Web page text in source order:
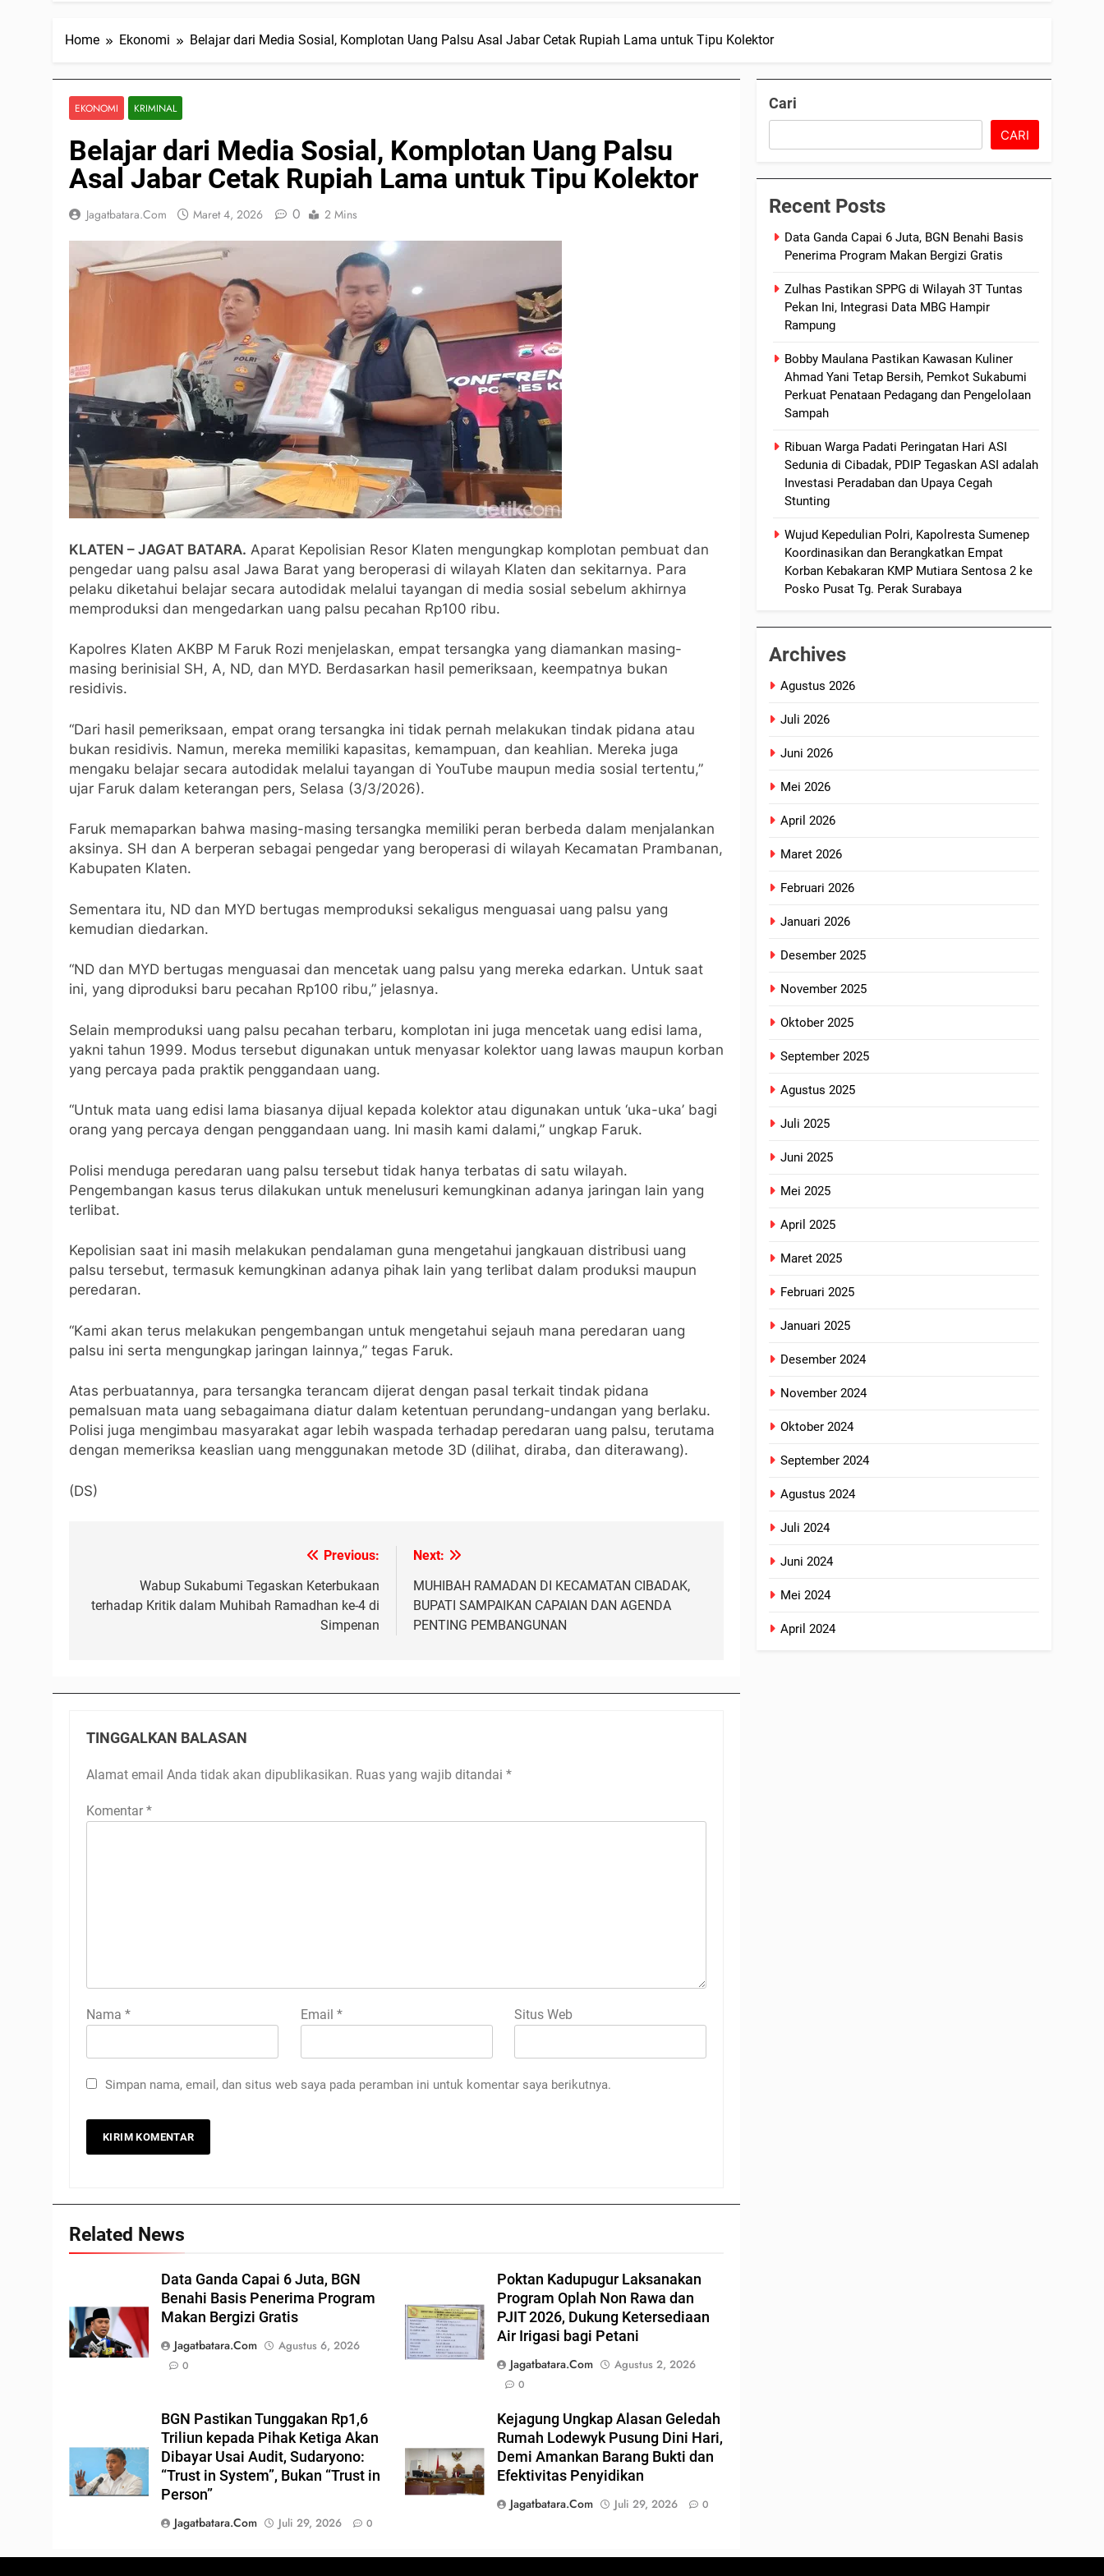
Home Ekonomi Belajar dari Media Sosial, Komplotan Uang Palsu Asal Jabar Cetak Rupiah Lama untuk Tipu Kolektor
EKONOMI KRIMINAL
Belajar dari Media Sosial, Komplotan Uang Palsu
Asal Jabar Cetak Rupiah Lama untuk Tipu Kolektor
Jagatbatara.com Maret 4, 2026 0 2 Mins
KLATEN – JAGAT BATARA. Aparat Kepolisian Resor Klaten mengungkap komplotan pembuat dan
pengedar uang palsu asal Jawa Barat yang beroperasi di wilayah Klaten dan sekitarnya. Para
pelaku diketahui belajar secara autodidak melalui tayangan di media sosial sebelum akhirnya
memproduksi dan mengedarkan uang palsu pecahan Rp100 ribu.
Kapolres Klaten AKBP M Faruk Rozi menjelaskan, empat tersangka yang diamankan masing-
masing berinisial SH, A, ND, dan MYD. Berdasarkan hasil pemeriksaan, keempatnya bukan
residivis.
“Dari hasil pemeriksaan, empat orang tersangka ini tidak pernah melakukan tindak pidana atau
bukan residivis. Namun, mereka memiliki kapasitas, kemampuan, dan keahlian. Mereka juga
mengaku belajar secara autodidak melalui tayangan di YouTube maupun media sosial tertentu,”
ujar Faruk dalam keterangan pers, Selasa (3/3/2026).
Faruk memaparkan bahwa masing-masing tersangka memiliki peran berbeda dalam menjalankan
aksinya. SH dan A berperan sebagai pengedar yang beroperasi di wilayah Kecamatan Prambanan,
Kabupaten Klaten.
Sementara itu, ND dan MYD bertugas memproduksi sekaligus menguasai uang palsu yang
kemudian diedarkan.
“ND dan MYD bertugas menguasai dan mencetak uang palsu yang mereka edarkan. Untuk saat
ini, yang diproduksi baru pecahan Rp100 ribu,” jelasnya.
Selain memproduksi uang palsu pecahan terbaru, komplotan ini juga mencetak uang edisi lama,
yakni tahun 1999. Modus tersebut digunakan untuk menyasar kolektor uang lawas maupun korban
yang percaya pada praktik penggandaan uang.
“Untuk mata uang edisi lama biasanya dijual kepada kolektor atau digunakan untuk ‘uka-uka’ bagi
orang yang percaya dengan penggandaan uang. Ini masih kami dalami,” ungkap Faruk.
Polisi menduga peredaran uang palsu tersebut tidak hanya terbatas di satu wilayah.
Pengembangan kasus terus dilakukan untuk menelusuri kemungkinan adanya jaringan lain yang
terlibat.
Kepolisian saat ini masih melakukan pendalaman guna mengetahui jangkauan distribusi uang
palsu tersebut, termasuk kemungkinan adanya pihak lain yang terlibat dalam produksi maupun
peredaran.
“Kami akan terus melakukan pengembangan untuk mengetahui sejauh mana peredaran uang
palsu ini serta mengungkap jaringan lainnya,” tegas Faruk.
Atas perbuatannya, para tersangka terancam dijerat dengan pasal terkait tindak pidana
pemalsuan mata uang sebagaimana diatur dalam ketentuan perundang-undangan yang berlaku.
Polisi juga mengimbau masyarakat agar lebih waspada terhadap peredaran uang palsu, terutama
dengan memeriksa keaslian uang menggunakan metode 3D (dilihat, diraba, dan diterawang).
(DS)
Previous:
Wabup Sukabumi Tegaskan Keterbukaan
terhadap Kritik dalam Muhibah Ramadhan ke-4 di
Simpenan
Next:
MUHIBAH RAMADAN DI KECAMATAN CIBADAK,
BUPATI SAMPAIKAN CAPAIAN DAN AGENDA
PENTING PEMBANGUNAN
TINGGALKAN BALASAN
Alamat email Anda tidak akan dipublikasikan. Ruas yang wajib ditandai *
Komentar *
Nama * Email * Situs Web
Simpan nama, email, dan situs web saya pada peramban ini untuk komentar saya berikutnya.
Related News
Data Ganda Capai 6 Juta, BGN
Benahi Basis Penerima Program
Makan Bergizi Gratis
Jagatbatara.com
Agustus 6, 2026
0
Poktan Kadupugur Laksanakan
Program Oplah Non Rawa dan
PJIT 2026, Dukung Ketersediaan
Air Irigasi bagi Petani
Jagatbatara.com
Agustus 2, 2026
0
BGN Pastikan Tunggakan Rp1,6
Triliun kepada Pihak Ketiga Akan
Dibayar Usai Audit, Sudaryono:
“Trust in System”, Bukan “Trust in
Person”
Jagatbatara.com
Juli 29, 2026 0
Kejagung Ungkap Alasan Geledah
Rumah Lodewyk Pusung Dini Hari,
Demi Amankan Barang Bukti dan
Efektivitas Penyidikan
Jagatbatara.com
Juli 29, 2026 0
Cari
CARI
Recent Posts
Data Ganda Capai 6 Juta, BGN Benahi Basis
Penerima Program Makan Bergizi Gratis
Zulhas Pastikan SPPG di Wilayah 3T Tuntas
Pekan Ini, Integrasi Data MBG Hampir
Rampung
Bobby Maulana Pastikan Kawasan Kuliner
Ahmad Yani Tetap Bersih, Pemkot Sukabumi
Perkuat Penataan Pedagang dan Pengelolaan
Sampah
Ribuan Warga Padati Peringatan Hari ASI
Sedunia di Cibadak, PDIP Tegaskan ASI adalah
Investasi Peradaban dan Upaya Cegah
Stunting
Wujud Kepedulian Polri, Kapolresta Sumenep
Koordinasikan dan Berangkatkan Empat
Korban Kebakaran KMP Mutiara Sentosa 2 ke
Posko Pusat Tg. Perak Surabaya
Archives
Agustus 2026
Juli 2026
Juni 2026
Mei 2026
April 2026
Maret 2026
Februari 2026
Januari 2026
Desember 2025
November 2025
Oktober 2025
September 2025
Agustus 2025
Juli 2025
Juni 2025
Mei 2025
April 2025
Maret 2025
Februari 2025
Januari 2025
Desember 2024
November 2024
Oktober 2024
September 2024
Agustus 2024
Juli 2024
Juni 2024
Mei 2024
April 2024